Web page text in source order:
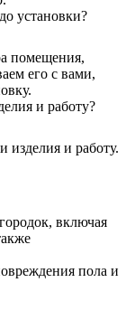
установки?
помещения,
его с вами,
и работу?
изделия и работу.
включая
пола и